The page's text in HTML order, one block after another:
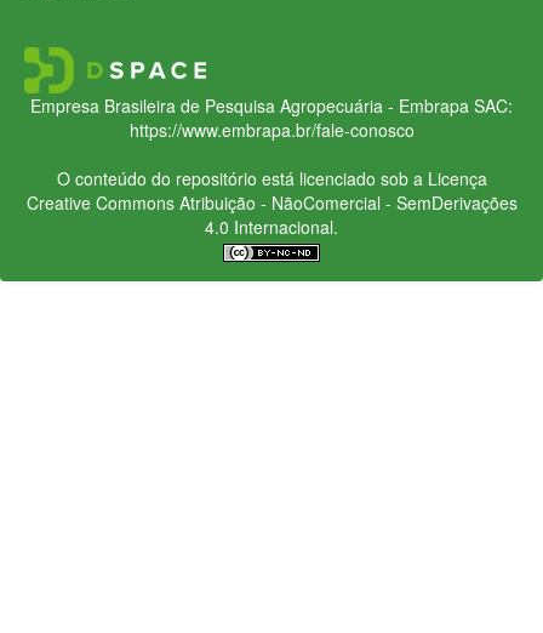
Empresa Brasileira de Pesquisa Agropecuária - Embrapa SAC:
https://www.embrapa.br/fale-conosco
O conteúdo do repositório está licenciado sob a Licença
Creative CommonsAtribuição - NãoComercial - SemDerivações
4.0 Internacional.